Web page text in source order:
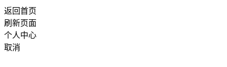
返回首页
刷新页面
个人中心
取消